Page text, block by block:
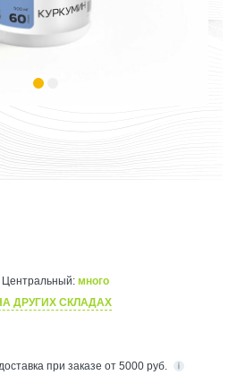
много
ДРУГИХ СКЛАДАХ
при заказе от 5000 руб.